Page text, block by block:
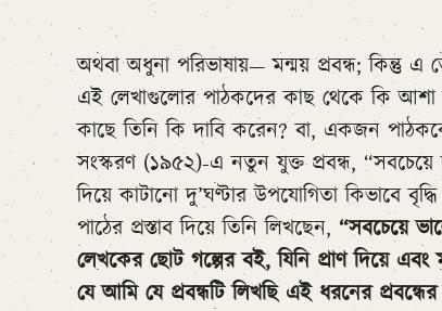
অথবা অধুনা পরিভাষায়— মন্ময় প্রবন্ধ;
এই লেখাগুলোর পাঠকদের কাছ থেকে কি
কাছে তিনি কি দাবি করেন? বা, একজন
সংস্করণ (১৯৫২)-এ নতুন যুক্ত প্রবন্ধ, “সবচেয়ে
দিয়ে কাটানো দু’ঘণ্টার উপযোগিতা কিভাবে
পাঠের প্রস্তাব দিয়ে তিনি লিখছেন, “সবচেয়ে
লেখকের ছোট গল্পের বই, যিনি প্রাণ দিয়ে
যে আমি যে প্রবন্ধটি লিখছি এই ধরনের